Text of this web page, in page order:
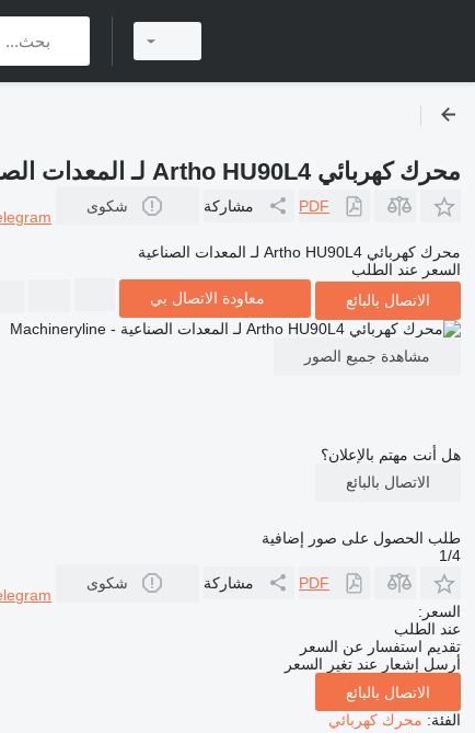
محرك كهربائي Artho HU90L4 لـ المعدات الصناعية
PDF مشاركة شكوى
محرك كهربائي Artho HU90L4 لـ المعدات الصناعية
السعر عند الطلب
الاتصال بالبائع
معاودة الاتصال بي
مشاهدة جميع الصور
هل أنت مهتم بالإعلان؟
الاتصال بالبائع
طلب الحصول على صور إضافية
1/4
PDF
مشاركة شكوى
السعر:
عند الطلب
تقديم استفسار عن السعر
أرسل إشعار عند تغير السعر
الاتصال بالبائع
الفئة: محرك كهربائي